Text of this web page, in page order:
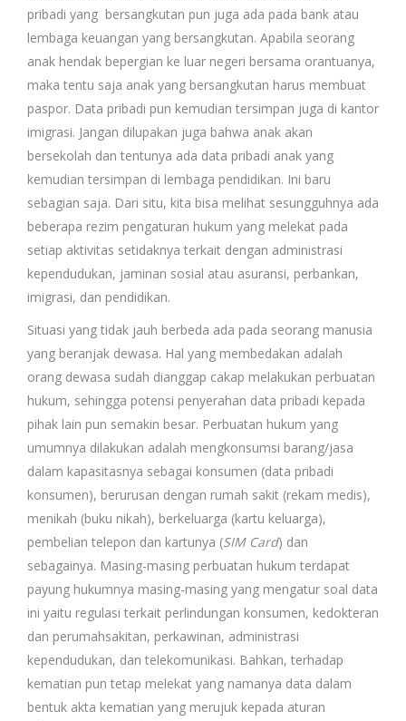
pribadi yang bersangkutan pun juga ada pada bank atau
lembaga keuangan yang bersangkutan. Apabila seorang
anak hendak bepergian ke luar negeri bersama orantuanya,
maka tentu saja anak yang bersangkutan harus membuat
paspor. Data pribadi pun kemudian tersimpan juga di kantor
imigrasi. Jangan dilupakan juga bahwa anak akan
bersekolah dan tentunya ada data pribadi anak yang
kemudian tersimpan di lembaga pendidikan. Ini baru
sebagian saja. Dari situ, kita bisa melihat sesungguhnya ada
beberapa rezim pengaturan hukum yang melekat pada
setiap aktivitas setidaknya terkait dengan administrasi
kependudukan, jaminan sosial atau asuransi, perbankan,
imigrasi, dan pendidikan.
Situasi yang tidak jauh berbeda ada pada seorang manusia
yang beranjak dewasa. Hal yang membedakan adalah
orang dewasa sudah dianggap cakap melakukan perbuatan
hukum, sehingga potensi penyerahan data pribadi kepada
pihak lain pun semakin besar. Perbuatan hukum yang
umumnya dilakukan adalah mengkonsumsi barang/jasa
dalam kapasitasnya sebagai konsumen (data pribadi
konsumen), berurusan dengan rumah sakit (rekam medis),
menikah (buku nikah), berkeluarga (kartu keluarga),
pembelian telepon dan kartunya (SIM Card) dan
sebagainya. Masing-masing perbuatan hukum terdapat
payung hukumnya masing-masing yang mengatur soal data
ini yaitu regulasi terkait perlindungan konsumen, kedokteran
dan perumahsakitan, perkawinan, administrasi
kependudukan, dan telekomunikasi. Bahkan, terhadap
kematian pun tetap melekat yang namanya data dalam
bentuk akta kematian yang merujuk kepada aturan